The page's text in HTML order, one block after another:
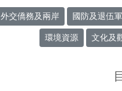
外交僑務及兩岸 國防及退伍
環境資源 文化及